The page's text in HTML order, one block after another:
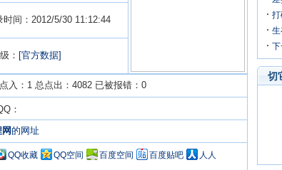
时间：2012/5/30 11:12:44
： [官方数据]
入：1 总点出：4082 已被报错：0
：
的网址
QQ收藏 QQ空间 百度空间 百度贴吧
人人
切